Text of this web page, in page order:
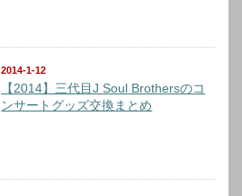
2014-1-12
【2014】三代目J Soul Brothersのコ
ンサートグッズ交換まとめ